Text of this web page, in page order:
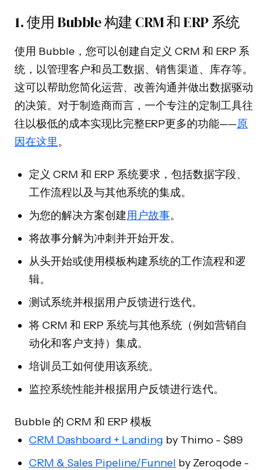
1. 使用 Bubble 构建 CRM 和 ERP 系统
使用 Bubble，您可以创建自定义 CRM 和 ERP 系
统，以管理客户和员工数据、销售渠道、库存等。
这可以帮助您简化运营、改善沟通并做出数据驱动
的决策。对于制造商而言，一个专注的定制工具往
往以极低的成本实现比完整ERP更多的功能——原
因在这里。
定义 CRM 和 ERP 系统要求，包括数据字段、
工作流程以及与其他系统的集成。
为您的解决方案创建用户故事。
将故事分解为冲刺并开始开发。
从头开始或使用模板构建系统的工作流程和逻
辑。
测试系统并根据用户反馈进行迭代。
将 CRM 和 ERP 系统与其他系统（例如营销自
动化和客户支持）集成。
培训员工如何使用该系统。
监控系统性能并根据用户反馈进行迭代。
Bubble 的 CRM 和 ERP 模板
CRM Dashboard + Landing by Thimo - $89
CRM & Sales Pipeline/Funnel by Zeroqode -